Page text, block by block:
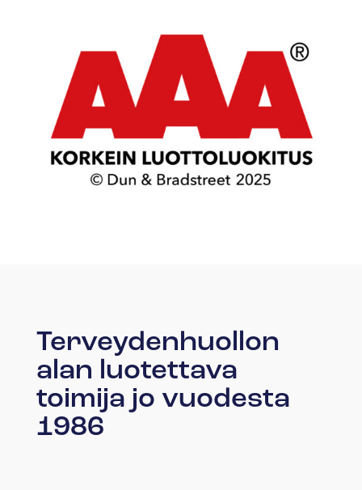
Terveydenhuollon
alan luotettava
toimija jo vuodesta
1986